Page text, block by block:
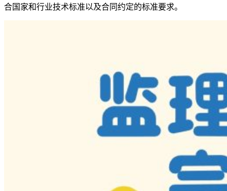
合国家和行业技术标准以及合同约定的标准要求。